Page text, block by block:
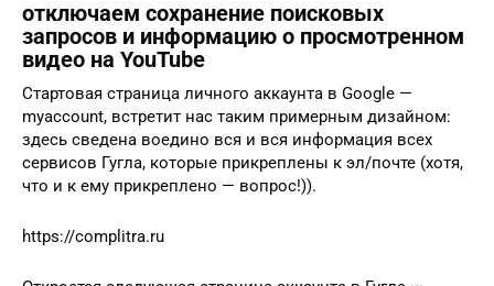
отключаем сохранение поисковых
запросов и информацию о просмотренном
видео на YouTube
Стартовая страница личного аккаунта в Google —
myaccount, встретит нас таким примерным дизайном:
здесь сведена воедино вся и вся информация всех
сервисов Гугла, которые прикреплены к эл/почте (хотя,
что и к ему прикреплено — вопрос!)).
https://complitra.ru